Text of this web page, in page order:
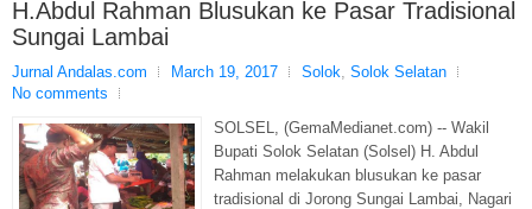
H.Abdul Rahman Blusukan ke Pasar Tradisional
Sungai Lambai
Jurnal Andalas.com March 19, 2017 Solok Solok Selatan
No comments
SOLSEL, (GemaMedianet.com) -- Wakil
Bupati Solok Selatan (Solsel) H. Abdul
Rahman melakukan blusukan ke pasar
tradisional di Jorong Sungai Lambai, Nagari